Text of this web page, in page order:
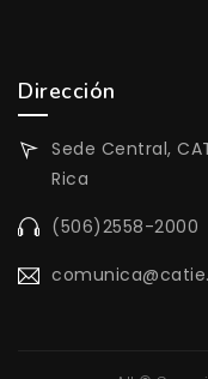
Dirección
Sede Central,
Rica
(506)2558-2000